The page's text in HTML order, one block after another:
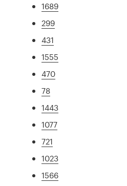
1689
299
431
1555
470
78
1443
1077
721
1023
1566